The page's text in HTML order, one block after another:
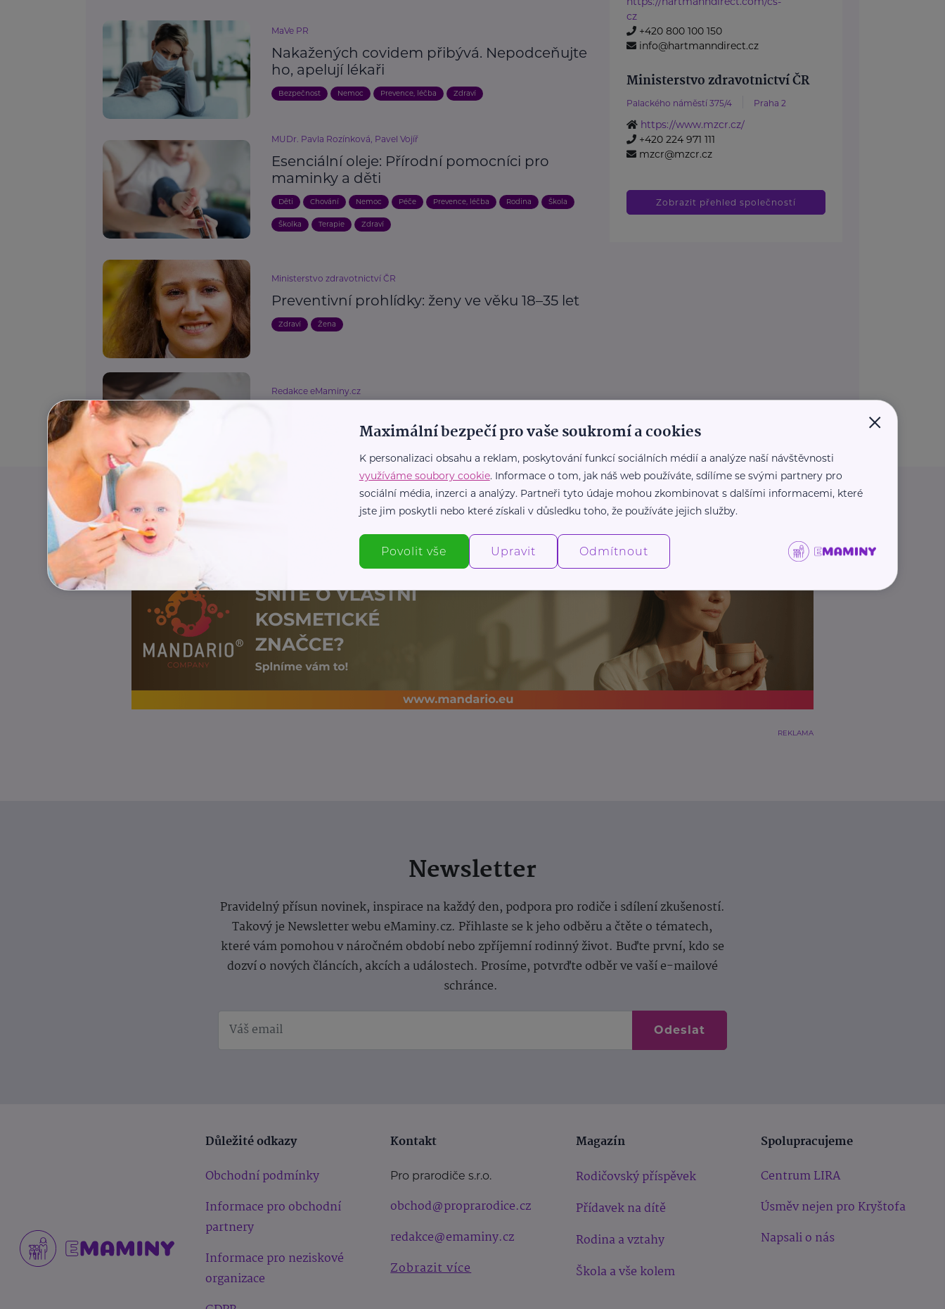
MaVe PR
Nakažených covidem přibývá. Nepodceňujte
ho, apelují lékaři
Bezpečnost Nemoc Prevence, léčba Zdraví
MUDr. Pavla Rozínková, Pavel Vojíř
Esenciální oleje: Přírodní pomocníci pro
maminky a děti
Děti Chování Nemoc Péče Prevence, léčba Rodina Škola
Školka Terapie Zdraví
Ministerstvo zdravotnictví ČR
Preventivní prohlídky: ženy ve věku 18–35 let
Zdraví Žena
Redakce eMaminy.cz
Nemoc Zdraví Žena
cz
+420 800 100 150
info@hartmanndirect.cz
Ministerstvo zdravotnictví ČR
Palackého náměstí 375/4 Praha 2
https://www.mzcr.cz/
+420 224 971 111
mzcr@mzcr.cz
Zobrazit přehled společností
REKLAMA
Newsletter
Pravidelný přísun novinek, inspirace na každý den, podpora pro rodiče i sdílení zkušeností.
Takový je Newsletter webu eMaminy.cz. Přihlaste se k jeho odběru a čtěte o tématech,
které vám pomohou v náročném období nebo zpříjemní rodinný život. Buďte první, kdo se
dozví o nových článcích, akcích a událostech. Prosíme, potvrďte odběr ve vaší e-mailové
schránce.
Odeslat
Důležité odkazy
Obchodní podmínky
Informace pro obchodní
partnery
Informace pro neziskové
organizace
Kontakt
Pro prarodiče s.r.o.
obchod@proprarodice.cz
redakce@emaminy.cz
Zobrazit více
Magazín
Rodičovský příspěvek
Přídavek na dítě
Rodina a vztahy
Škola a vše kolem
Spolupracujeme
Centrum LIRA
Úsměv nejen pro Kryštofa
Napsali o nás
×
Maximální bezpečí pro vaše soukromí a cookies
K personalizaci obsahu a reklam, poskytování funkcí sociálních médií a analýze naší návštěvnosti
využíváme soubory cookie. Informace o tom, jak náš web používáte, sdílíme se svými partnery pro
sociální média, inzerci a analýzy. Partneři tyto údaje mohou zkombinovat s dalšími informacemi, které
jste jim poskytli nebo které získali v důsledku toho, že používáte jejich služby.
Povolit vše Upravit Odmítnout